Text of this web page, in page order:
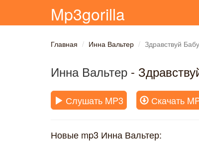
Mp3gorilla
Главная Инна Вальтер Здравствуй
Инна Вальтер -
Слушать MP3 Скачать
Новые mp3 Инна Вальтер: